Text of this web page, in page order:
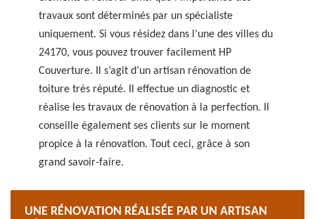
travaux sont déterminés par un spécialiste
uniquement. Si vous résidez dans l’une des villes du
24170, vous pouvez trouver facilement HP
Couverture. Il s’agit d’un artisan rénovation de
toiture très réputé. Il effectue un diagnostic et
réalise les travaux de rénovation à la perfection. Il
conseille également ses clients sur le moment
propice à la rénovation. Tout ceci, grâce à son
grand savoir-faire.
UNE RÉNOVATION RÉALISÉE PAR UN ARTISAN